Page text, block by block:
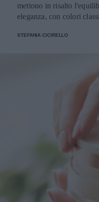
mettono in risalto
eleganza, con colori
STEFANIA CICIRELLO